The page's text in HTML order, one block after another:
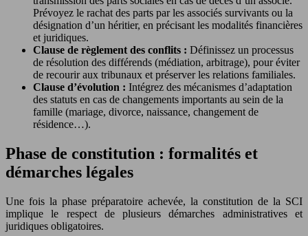
Prévoyez le rachat des parts par les associés survivants ou la
désignation d’un héritier, en précisant les modalités financières
et juridiques.
Clause de règlement des conflits : Définissez un processus
de résolution des différends (médiation, arbitrage), pour éviter
de recourir aux tribunaux et préserver les relations familiales.
Clause d’évolution : Intégrez des mécanismes d’adaptation
des statuts en cas de changements importants au sein de la
famille (mariage, divorce, naissance, changement de
résidence…).
Phase de constitution : formalités et
démarches légales
Une fois la phase préparatoire achevée, la constitution de la SCI
implique le respect de plusieurs démarches administratives et
juridiques obligatoires.